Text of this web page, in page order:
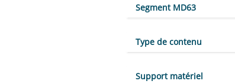
Segment MD63
Type de contenu
Support matériel